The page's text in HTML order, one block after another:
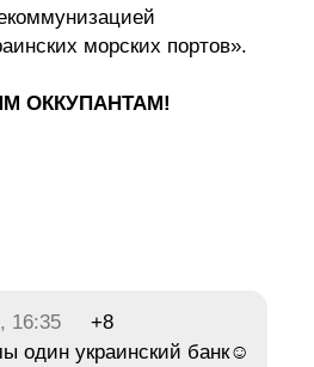
морских портов».
ОККУПАНТАМ!
16:35
+8
один украинский банк☺